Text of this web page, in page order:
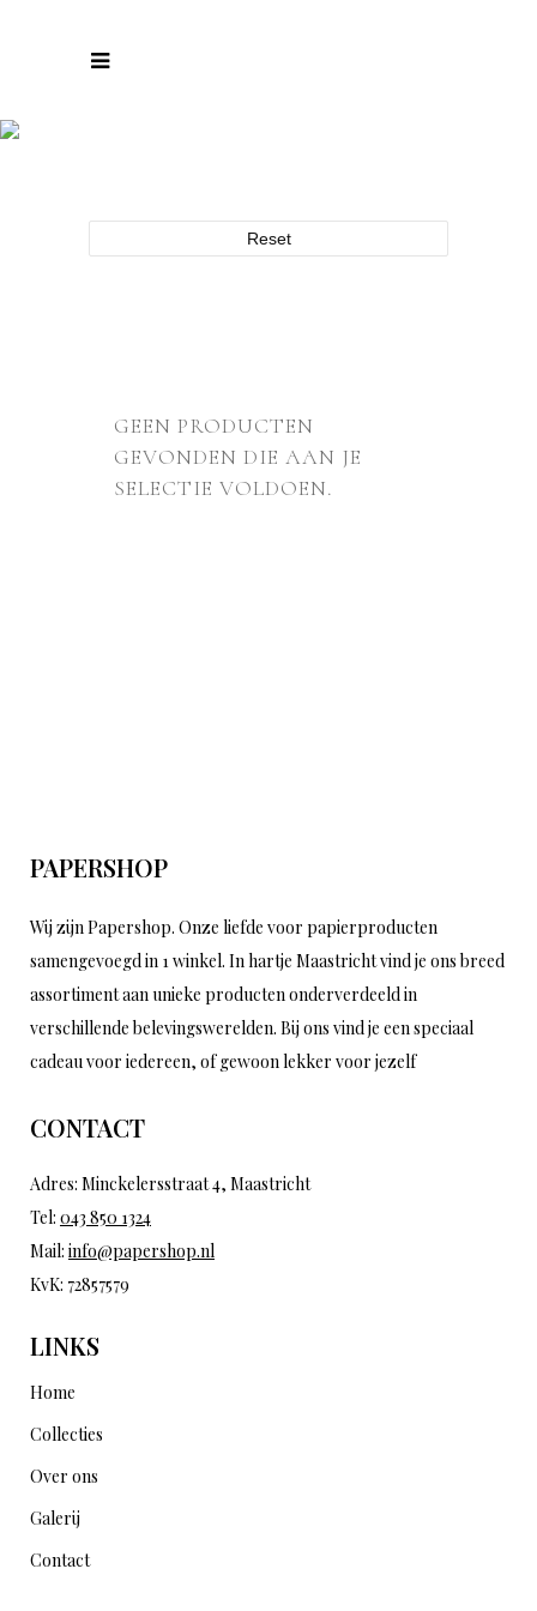
Reset
GEEN PRODUCTEN
GEVONDEN DIE AAN JE
SELECTIE VOLDOEN.
PAPERSHOP
Wij zijn Papershop. Onze liefde voor papierproducten
samengevoegd in 1 winkel. In hartje Maastricht vind je ons breed
assortiment aan unieke producten onderverdeeld in
verschillende belevingswerelden. Bij ons vind je een speciaal
cadeau voor iedereen, of gewoon lekker voor jezelf
CONTACT
Adres: Minckelersstraat 4, Maastricht
Tel: 043 850 1324
Mail: info@papershop.nl
KvK: 72857579
LINKS
Home
Collecties
Over ons
Galerij
Contact